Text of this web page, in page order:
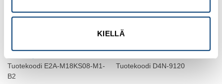
KIELLÄ
Tuotekoodi E2A-M18KS08-M1-
B2
OMRON
Tuotekoodi D4N-9120